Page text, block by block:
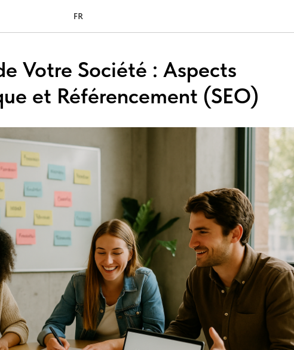
FR
Votre Société : Aspects
et Référencement (SEO)